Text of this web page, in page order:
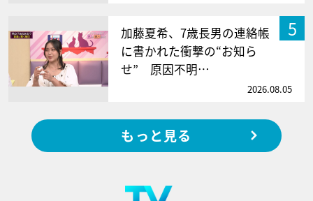
5
加藤夏希、7歳長男の連絡帳
に書かれた衝撃の“お知ら
せ” 原因不明…
2026.08.05
もっと見る